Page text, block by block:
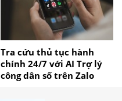
Tra cứu thủ tục hành
chính 24/7 với AI Trợ lý
công dân số trên Zalo